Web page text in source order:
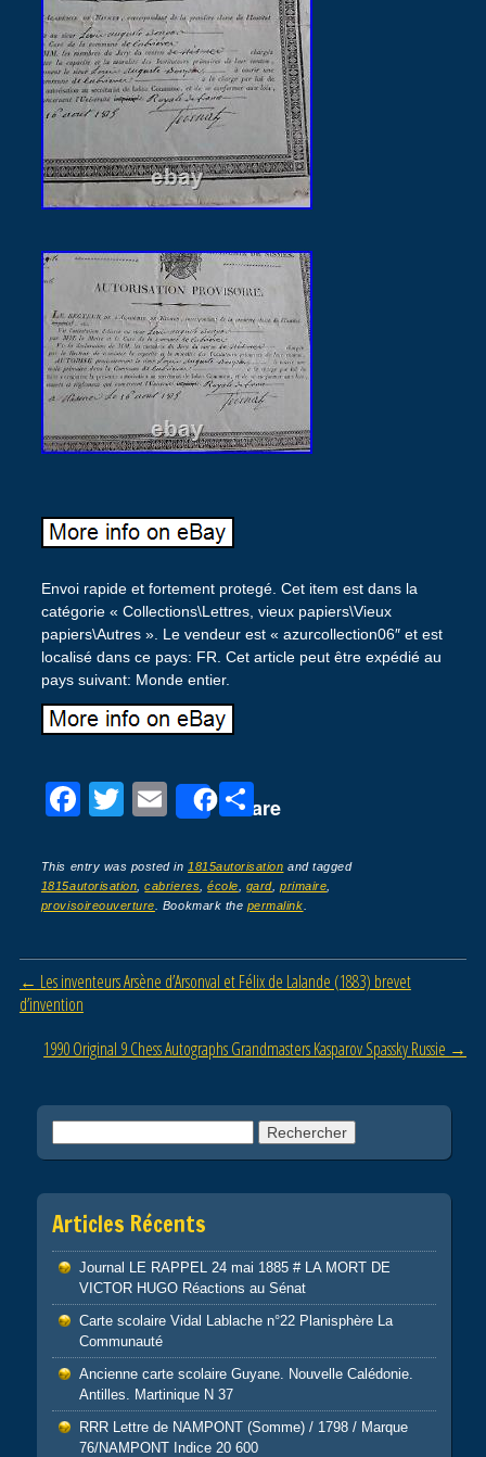
Envoi rapide et fortement protegé. Cet item est dans la
catégorie « Collections\Lettres, vieux papiers\Vieux
papiers\Autres ». Le vendeur est « azurcollection06″ et est
localisé dans ce pays: FR. Cet article peut être expédié au
pays suivant: Monde entier.
F
c
e
o
o
k
T
tt
er
E
ail
Share
P
ta
g
This entry was posted in 1815autorisation and tagged
1815autorisation ,cabrieres ,école gard,primaire
provisoireouverture . Bookmark the permalink
Post navigation
← Les inventeurs Arsène d’Arsonval et Félix de Lalande (1883) brevet
d’invention
1990 Original 9 Chess Autographs Grandmasters Kasparov Spassky Russie →
Articles Récents
Journal LE RAPPEL 24 mai 1885 # LA MORT DE
VICTOR HUGO Réactions au Sénat
Carte scolaire Vidal Lablache n°22 Planisphère La
Communauté
Ancienne carte scolaire Guyane. Nouvelle Calédonie.
Antilles. Martinique N 37
RRR Lettre de NAMPONT (Somme) / 1798 / Marque
76/NAMPONT Indice 20 600